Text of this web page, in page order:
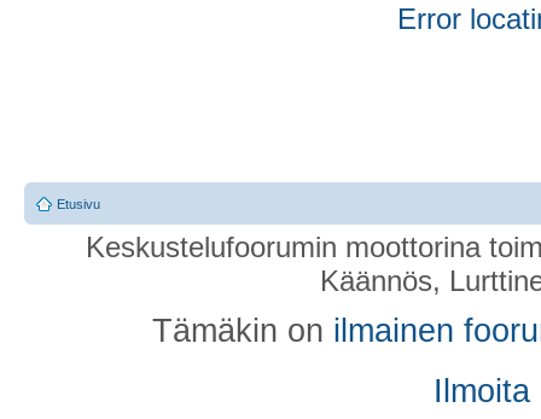
Error
Etusivu
Keskustelufoorumin moottorina
Käännös,
Tämäkin on ilmainen